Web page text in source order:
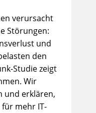
verursacht
Störungen:
und
den
Studie zeigt
Wir
und erklären,
mehr IT-